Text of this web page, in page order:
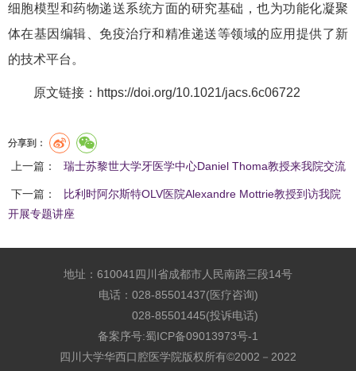
细胞模型和药物递送系统方面的研究基础，也为功能化凝聚
体在基因编辑、免疫治疗和精准递送等领域的应用提供了新
的技术平台。
原文链接： https://doi.org/10.1021/jacs.6c06722
分享到：
上一篇： 瑞士苏黎世大学牙医学中心Daniel Thoma教授来我院交流
下一篇：
比利时阿尔斯特OLV医院Alexandre Mottrie教授到访我院
开展专题讲座
地址：610041四川省成都市人民南路三段14号
电话：028-85501437(医疗咨询)
028-85501445(投诉电话)
备案序号:蜀ICP备09013973号-1
四川大学华西口腔医学院版权所有©2002－2022